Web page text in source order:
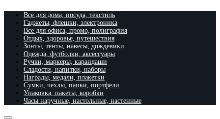
Все для дома, посуда, текстиль
Гаджеты, флешки, электроника
Все для офиса, промо, полиграфия
Отдых, здоровье, путешествия
Зонты, тенты, навесы, дождевики
Одежда, футболки, аксессуары
Ручки, маркеры, карандаши
Сладости, напитки, наборы
Награды, медали, плакетки
Сумки, чехлы, папки, портфели
Упаковка, пакеты, коробки
Часы наручные, настольные, настенные